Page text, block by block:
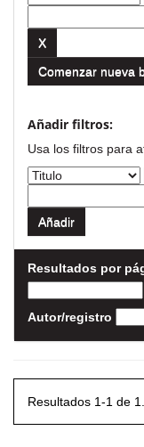
Comenzar nueva
Añadir filtros:
Usa los filtros para
Resultados por
Autor/registro
Resultados 1-1 de 1.